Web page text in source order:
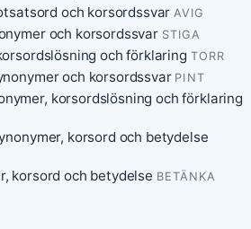
och korsordssvar AVIG
och korsordssvar STIGA
och förklaring TORR
och korsordssvar PINT
korsordslösning och förklaring
korsord och betydelse
korsord och betydelse BETÄNKA